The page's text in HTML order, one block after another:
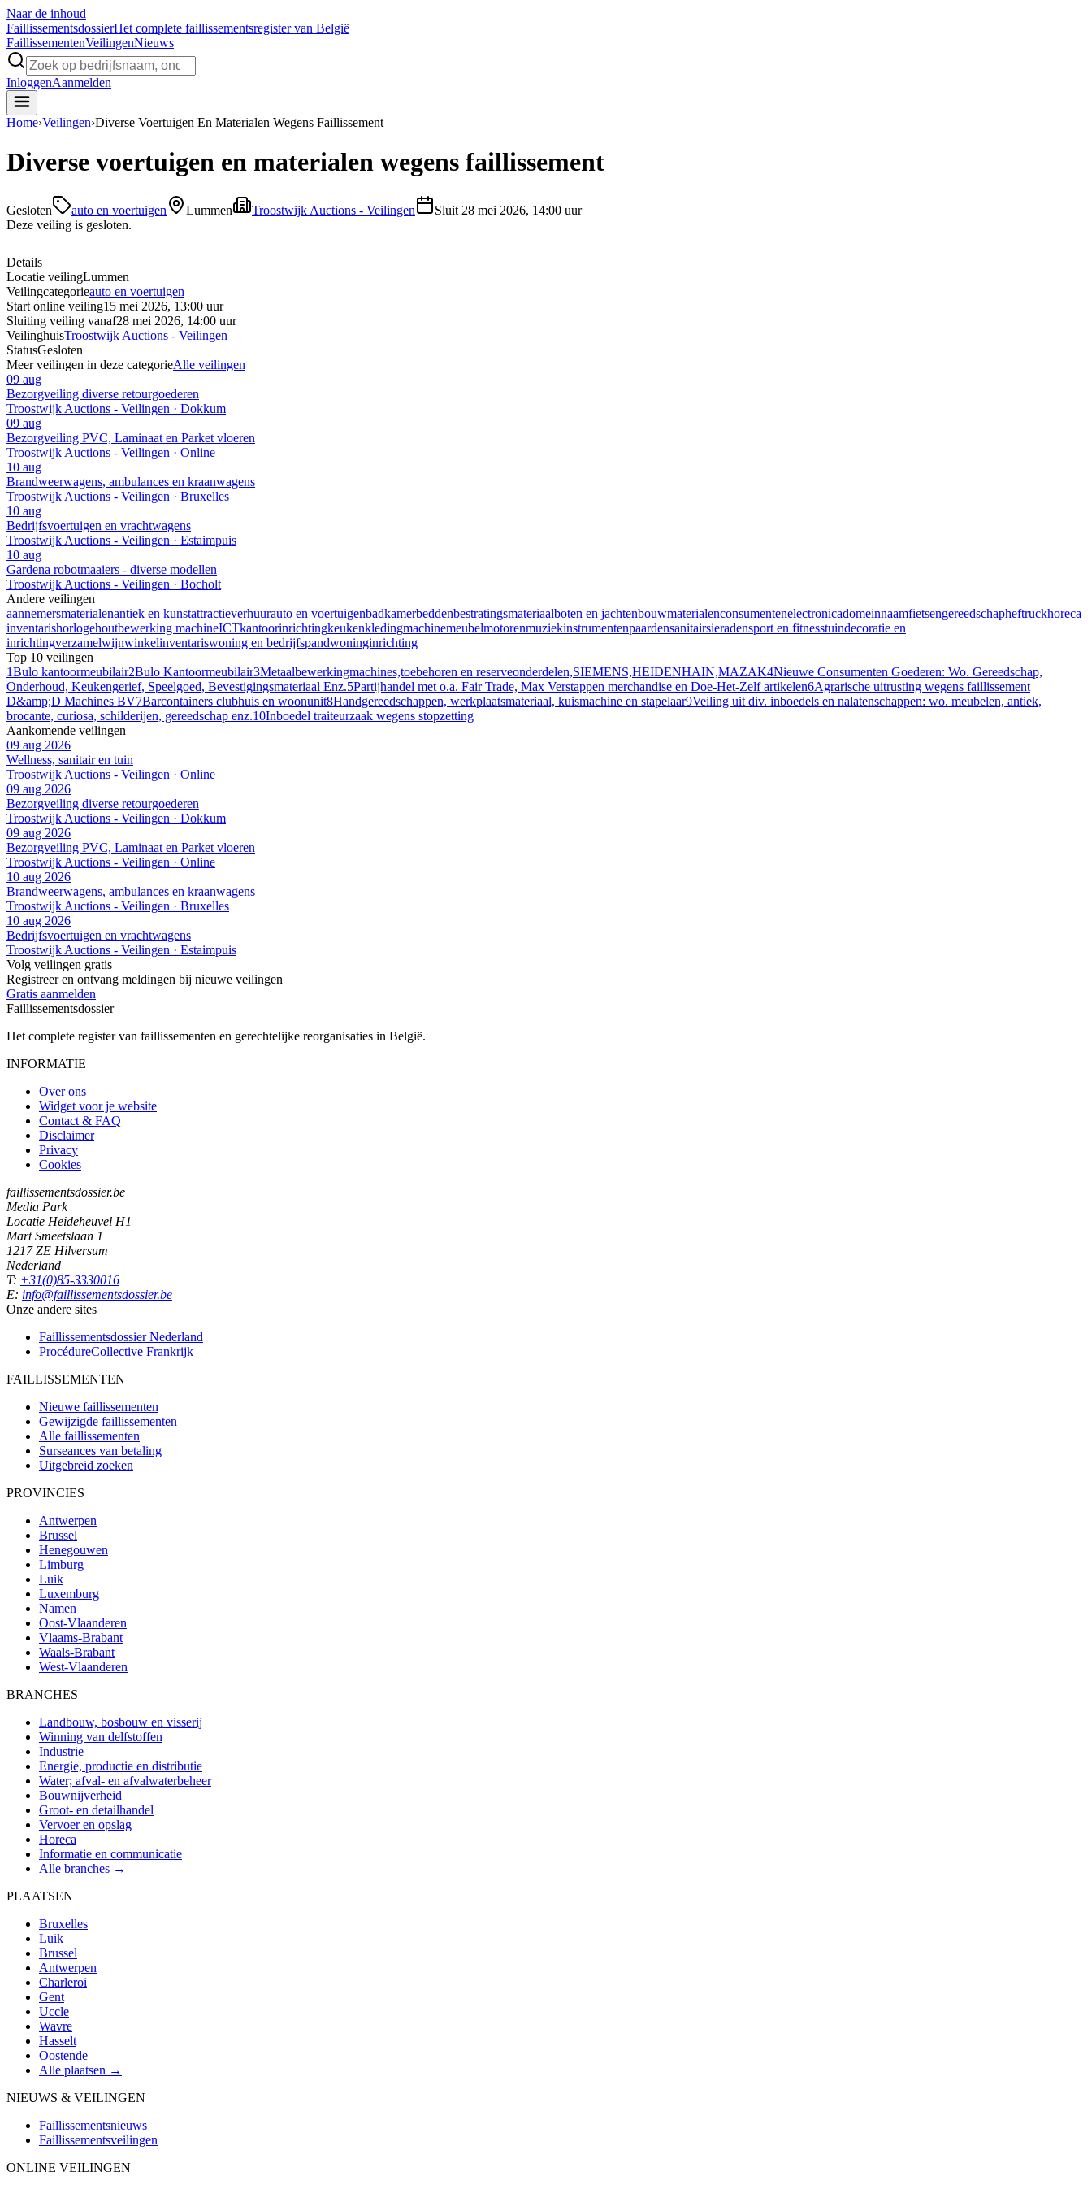
Naar de inhoud
FaillissementsdossierHet complete faillissementsregister van België
FaillissementenVeilingenNieuws
InloggenAanmelden
Home›Veilingen›Diverse Voertuigen En Materialen Wegens Faillissement
Diverse voertuigen en materialen wegens faillissement
Gesloten auto en voertuigen Lummen Troostwijk Auctions - Veilingen Sluit 28 mei 2026, 14:00 uur
Deze veiling is gesloten.
Details
Locatie veilingLummen
Veilingcategorieauto en voertuigen
Start online veiling15 mei 2026, 13:00 uur
Sluiting veiling vanaf28 mei 2026, 14:00 uur
VeilinghuisTroostwijk Auctions - Veilingen
StatusGesloten
Meer veilingen in deze categorieAlle veilingen
09 aug
Bezorgveiling diverse retourgoederen
Troostwijk Auctions - Veilingen · Dokkum
09 aug
Bezorgveiling PVC, Laminaat en Parket vloeren
Troostwijk Auctions - Veilingen · Online
10 aug
Brandweerwagens, ambulances en kraanwagens
Troostwijk Auctions - Veilingen · Bruxelles
10 aug
Bedrijfsvoertuigen en vrachtwagens
Troostwijk Auctions - Veilingen · Estaimpuis
10 aug
Gardena robotmaaiers - diverse modellen
Troostwijk Auctions - Veilingen · Bocholt
Andere veilingen
aannemersmaterialenantiek en kunstattractieverhuurauto en voertuigenbadkamerbeddenbestratingsmateriaalboten en jachtenbouwmaterialenconsumentenelectronicadomeinnaamfietsengereedschapheftruckhoreca
inventarishorlogehoutbewerking machineICTkantoorinrichtingkeukenkledingmachinemeubelmotorenmuziekinstrumentenpaardensanitairsieradensport en fitnesstuindecoratie en
inrichtingverzamelwijnwinkelinventariswoning en bedrijfspandwoninginrichting
Top 10 veilingen
1Bulo kantoormeubilair2Bulo Kantoormeubilair3Metaalbewerkingmachines,toebehoren en reserveonderdelen,SIEMENS,HEIDENHAIN,MAZAK4Nieuwe Consumenten Goederen: Wo. Gereedschap,
Onderhoud, Keukengerief, Speelgoed, Bevestigingsmateriaal Enz.5Partijhandel met o.a. Fair Trade, Max Verstappen merchandise en Doe-Het-Zelf artikelen6Agrarische uitrusting wegens faillissement
D&amp;D Machines BV7Barcontainers clubhuis en woonunit8Handgereedschappen, werkplaatsmateriaal, kuismachine en stapelaar9Veiling uit div. inboedels en nalatenschappen: wo. meubelen, antiek,
brocante, curiosa, schilderijen, gereedschap enz.10Inboedel traiteurzaak wegens stopzetting
Aankomende veilingen
09 aug 2026
Wellness, sanitair en tuin
Troostwijk Auctions - Veilingen · Online
09 aug 2026
Bezorgveiling diverse retourgoederen
Troostwijk Auctions - Veilingen · Dokkum
09 aug 2026
Bezorgveiling PVC, Laminaat en Parket vloeren
Troostwijk Auctions - Veilingen · Online
10 aug 2026
Brandweerwagens, ambulances en kraanwagens
Troostwijk Auctions - Veilingen · Bruxelles
10 aug 2026
Bedrijfsvoertuigen en vrachtwagens
Troostwijk Auctions - Veilingen · Estaimpuis
Volg veilingen gratis
Registreer en ontvang meldingen bij nieuwe veilingen
Gratis aanmelden
Faillissementsdossier
Het complete register van faillissementen en gerechtelijke reorganisaties in België.
INFORMATIE
Over ons
Widget voor je website
Contact & FAQ
Disclaimer
Privacy
Cookies
faillissementsdossier.be
Media Park
Locatie Heideheuvel H1
Mart Smeetslaan 1
1217 ZE Hilversum
Nederland
T: +31(0)85-3330016
E: info@faillissementsdossier.be
Onze andere sites
Faillissementsdossier Nederland
ProcédureCollective Frankrijk
FAILLISSEMENTEN
Nieuwe faillissementen
Gewijzigde faillissementen
Alle faillissementen
Surseances van betaling
Uitgebreid zoeken
PROVINCIES
Antwerpen
Brussel
Henegouwen
Limburg
Luik
Luxemburg
Namen
Oost-Vlaanderen
Vlaams-Brabant
Waals-Brabant
West-Vlaanderen
BRANCHES
Landbouw, bosbouw en visserij
Winning van delfstoffen
Industrie
Energie, productie en distributie
Water; afval- en afvalwaterbeheer
Bouwnijverheid
Groot- en detailhandel
Vervoer en opslag
Horeca
Informatie en communicatie
Alle branches →
PLAATSEN
Bruxelles
Luik
Brussel
Antwerpen
Charleroi
Gent
Uccle
Wavre
Hasselt
Oostende
Alle plaatsen →
NIEUWS & VEILINGEN
Faillissementsnieuws
Faillissementsveilingen
ONLINE VEILINGEN